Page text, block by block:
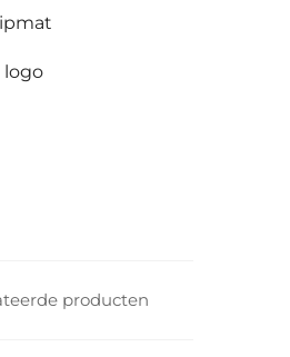
logo
producten